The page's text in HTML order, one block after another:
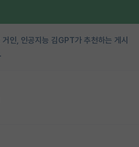
인, 인공지능 김GPT가 추천하는 게시